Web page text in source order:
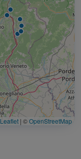
Leaflet | ©OpenStreetMap